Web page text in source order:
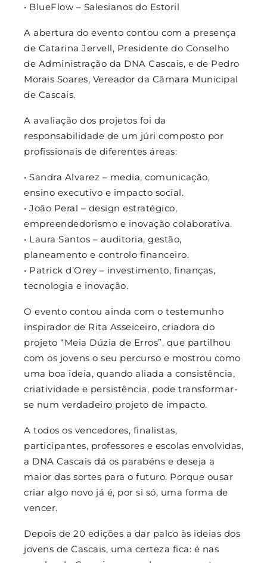
• BlueFlow – Salesianos do Estoril
A abertura do evento contou com a presença
de Catarina Jervell, Presidente do Conselho
de Administração da DNA Cascais, e de Pedro
Morais Soares, Vereador da Câmara Municipal
de Cascais.
A avaliação dos projetos foi da
responsabilidade de um júri composto por
profissionais de diferentes áreas:
• Sandra Alvarez – media, comunicação,
ensino executivo e impacto social.
• João Peral – design estratégico,
empreendedorismo e inovação colaborativa.
• Laura Santos – auditoria, gestão,
planeamento e controlo financeiro.
• Patrick d’Orey – investimento, finanças,
tecnologia e inovação.
O evento contou ainda com o testemunho
inspirador de Rita Asseiceiro, criadora do
projeto “Meia Dúzia de Erros”, que partilhou
com os jovens o seu percurso e mostrou como
uma boa ideia, quando aliada a consistência,
criatividade e persistência, pode transformar-
se num verdadeiro projeto de impacto.
A todos os vencedores, finalistas,
participantes, professores e escolas envolvidas,
a DNA Cascais dá os parabéns e deseja a
maior das sortes para o futuro. Porque ousar
criar algo novo já é, por si só, uma forma de
vencer.
Depois de 20 edições a dar palco às ideias dos
jovens de Cascais, uma certeza fica: é nas